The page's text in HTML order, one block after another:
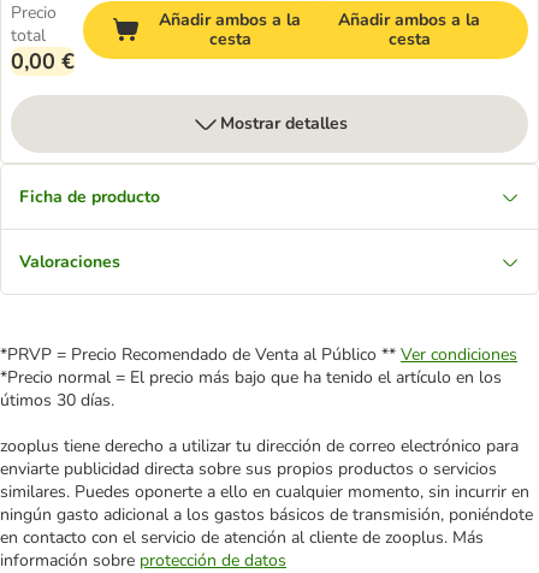
Precio
total
0,00 €
Añadir ambos a la
cesta
Añadir ambos a la
cesta
Mostrar detalles
Ficha de producto
Valoraciones
*PRVP = Precio Recomendado de Venta al Público ** Ver condiciones
*Precio normal = El precio más bajo que ha tenido el artículo en los
útimos 30 días.
zooplus tiene derecho a utilizar tu dirección de correo electrónico para
enviarte publicidad directa sobre sus propios productos o servicios
similares. Puedes oponerte a ello en cualquier momento, sin incurrir en
ningún gasto adicional a los gastos básicos de transmisión, poniéndote
en contacto con el servicio de atención al cliente de zooplus. Más
información sobre protección de datos